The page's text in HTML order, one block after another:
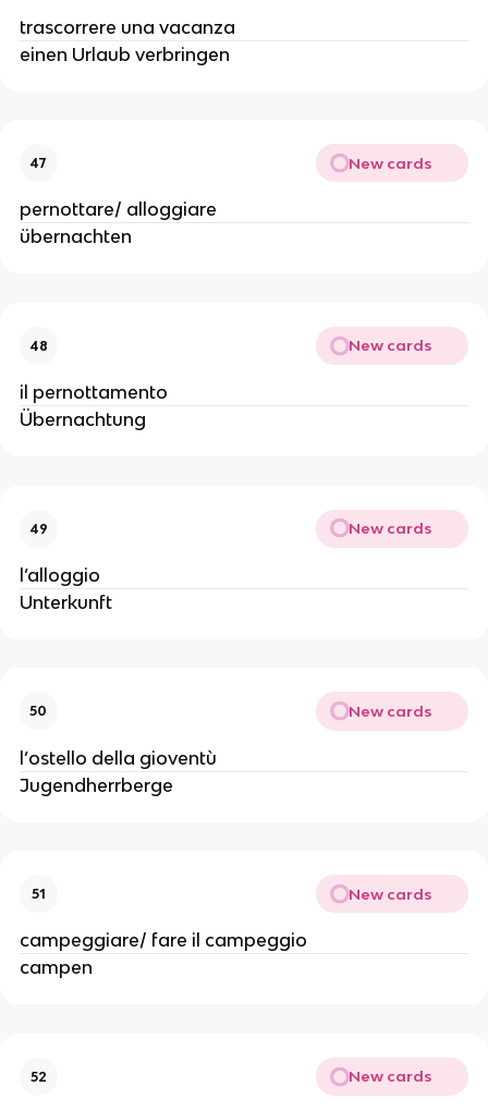
trascorrere una vacanza
einen Urlaub verbringen
47 New cards
pernottare/ alloggiare
übernachten
48 New cards
il pernottamento
Übernachtung
49 New cards
l’alloggio
Unterkunft
50 New cards
l’ostello della gioventù
Jugendherrberge
51 New cards
campeggiare/ fare il campeggio
campen
52 New cards